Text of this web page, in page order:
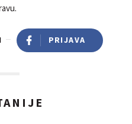
PRIJAVA